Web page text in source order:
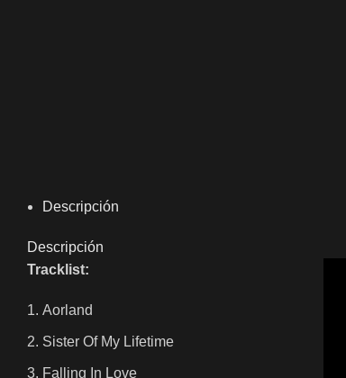
Descripción
Descripción
Tracklist:
Aorland
Sister Of My Lifetime
Falling In Love